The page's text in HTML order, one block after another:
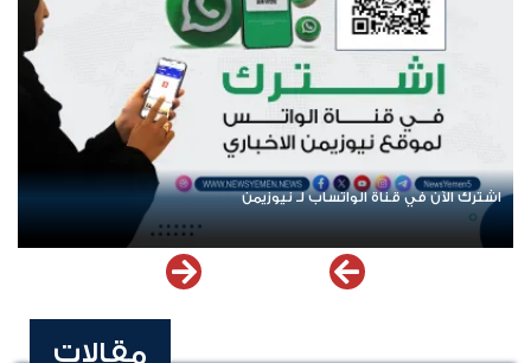
عودة الرحلات الدولية إلى لـ نيوزيمن
مقالات